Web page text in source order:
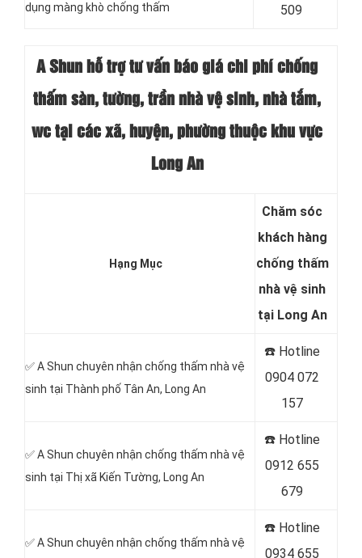
dụng màng khò chống thấm
509
A Shun hỗ trợ tư vấn báo giá chi phí chống
thấm sàn, tường, trần nhà vệ sinh, nhà tắm,
wc tại các xã, huyện, phường thuộc khu vực
Long An
Hạng Mục
Chăm sóc
khách hàng
chống thấm
nhà vệ sinh
tại Long An
✅ A Shun chuyên nhận chống thấm nhà vệ
sinh tại Thành phố Tân An, Long An
☎️ Hotline
0904 072
157
✅ A Shun chuyên nhận chống thấm nhà vệ
sinh tại Thị xã Kiến Tường, Long An
☎️ Hotline
0912 655
679
✅ A Shun chuyên nhận chống thấm nhà vệ
☎️ Hotline
0934 655